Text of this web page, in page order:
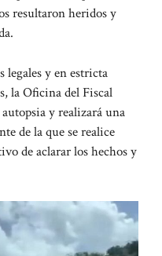
resultaron heridos y
legales y en estricta
la Oficina del Fiscal
y realizará una
de la que se realice
de aclarar los hechos y